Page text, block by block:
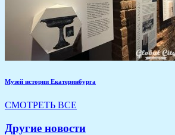
Музей истории Екатеринбурга
СМОТРЕТЬ ВСЕ
Другие новости